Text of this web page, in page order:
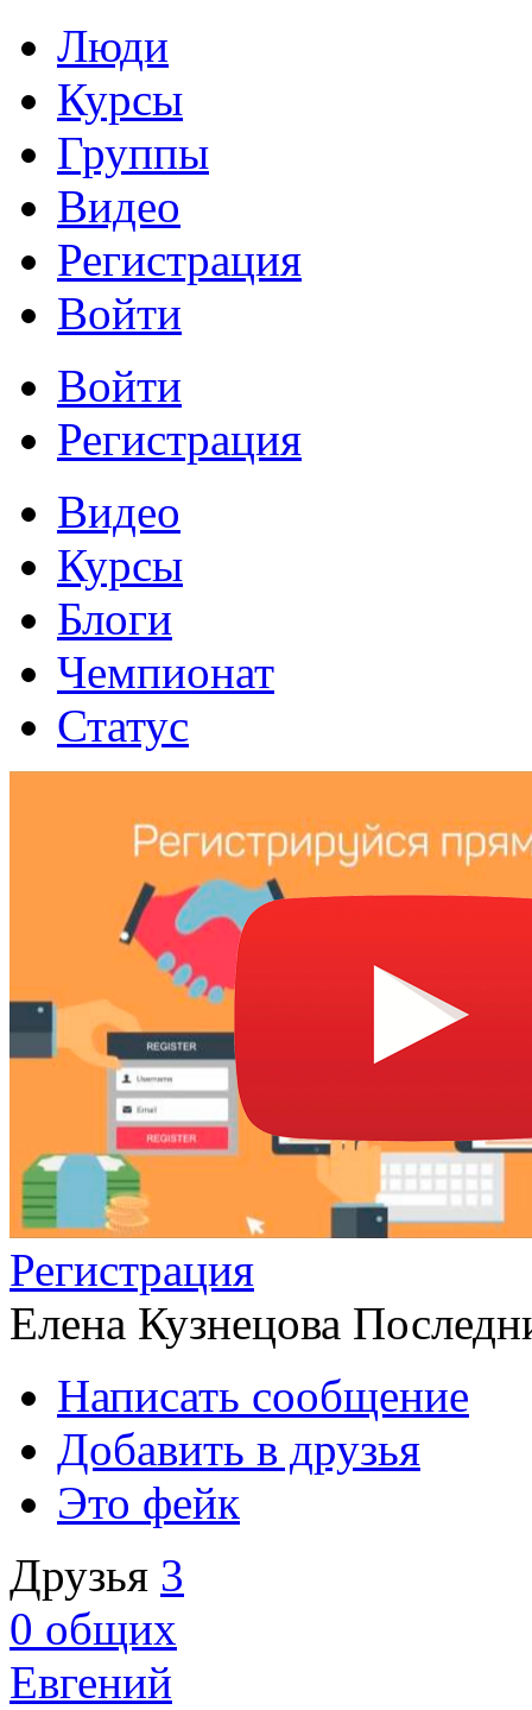
Люди
Курсы
Группы
Видео
Регистрация
Войти
Войти
Регистрация
Видео
Курсы
Блоги
Чемпионат
Статус
Регистрация
Елена Кузнецова
Написать сообщение
Добавить в друзья
Это фейк
Друзья 3
0 общих
Евгений